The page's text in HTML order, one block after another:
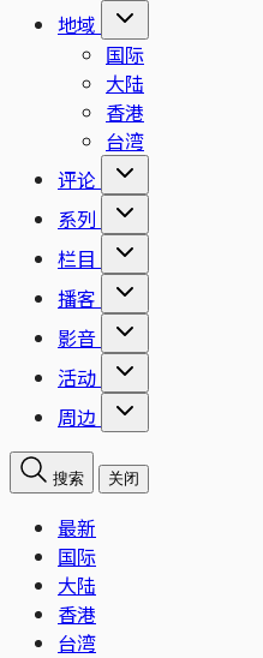
地域
国际
大陆
香港
台湾
评论
系列
栏目
播客
影音
活动
周边
搜索 关闭
最新
国际
大陆
香港
台湾